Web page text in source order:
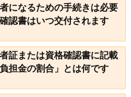
になるための手続きは必要
認書はいつ交付されます
証または資格確認書に記載
担金の割合」とは何です